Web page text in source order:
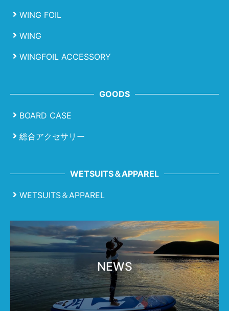
WING FOIL
WING
WINGFOIL ACCESSORY
GOODS
BOARD CASE
総合アクセサリー
WETSUITS＆APPAREL
WETSUITS＆APPAREL
NEWS